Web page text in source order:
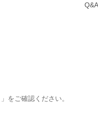
」をご確認ください。